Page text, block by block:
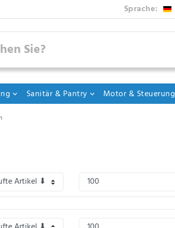
Sprache:
Sanitär & Pantry Motor & Steuerung